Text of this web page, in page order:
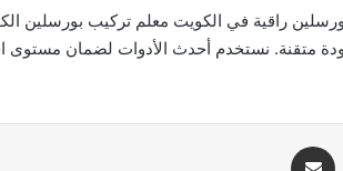
راقية في الكويت معلم تركيب بورسلين
متقنة. نستخدم أحدث الأدوات لضمان